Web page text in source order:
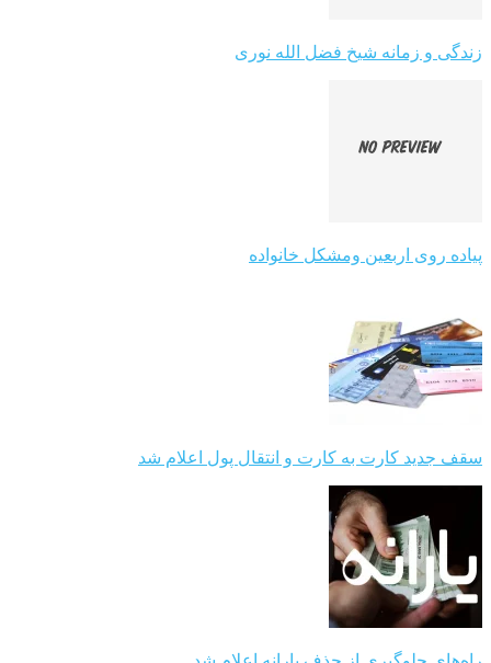
زندگی و زمانه شیخ فضل الله نوری
پیاده روی اربعین ومشکل خانواده
سقف جدید کارت به کارت و انتقال پول اعلام شد